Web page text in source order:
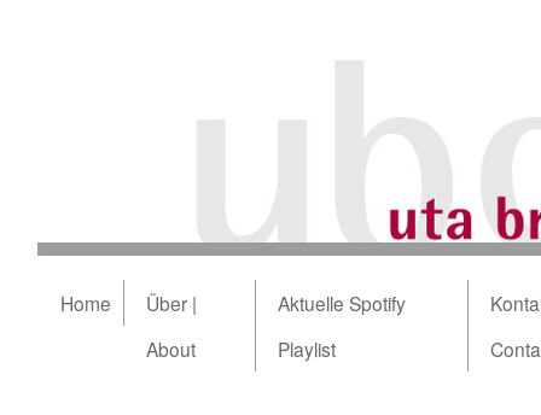
Home
Über |
About
Aktuelle Spotify
Playlist